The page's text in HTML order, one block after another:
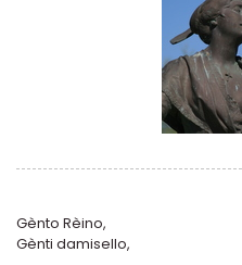
Gènto Rèino,
Gènti damisello,